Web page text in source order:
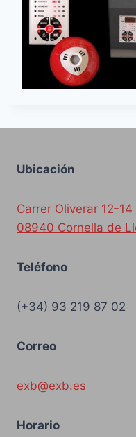
Ubicación
Carrer Oliverar 12-14
08940 Cornella de
Teléfono
(+34) 93 219 87 02
Correo
exb@exb.es
Horario